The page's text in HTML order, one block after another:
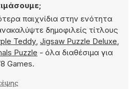
παιχνίδια στην ενότητα
δημοφιλείς τίτλους
Teddy, Jigsaw Puzzle Deluxe,
Puzzle - όλα διαθέσιμα για
Games.